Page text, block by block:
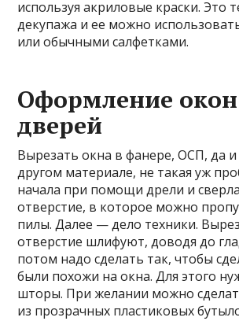
используя акриловые краски. Это
декупажа и ее можно
или обычными салфетками.
Оформление
дверей
Вырезать окна в фанере, ОСП, да
другом материале, не такая уж
начала при помощи дрели и
отверстие, в которое можно
пилы. Далее — дело техники.
отверстие шлифуют, доводя до
потом надо сделать так, чтобы
были похожи на окна. Для этого
шторы. При желании можно
из прозрачных пластиковых